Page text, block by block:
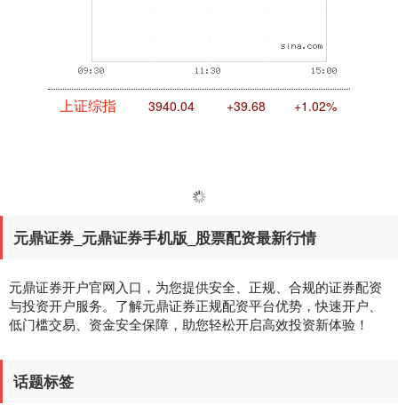
上证综指 3940.04 +39.68 +1.02%
深证成指 14311.01 +200.89 +1.42%
元鼎证券_元鼎证券手机版_股票配资最新行情
元鼎证券开户官网入口，为您提供安全、正规、合规的证券配资
与投资开户服务。了解元鼎证券正规配资平台优势，快速开户、
低门槛交易、资金安全保障，助您轻松开启高效投资新体验！
话题标签